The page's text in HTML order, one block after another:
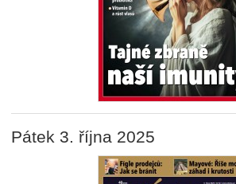
Pátek 3. října 2025